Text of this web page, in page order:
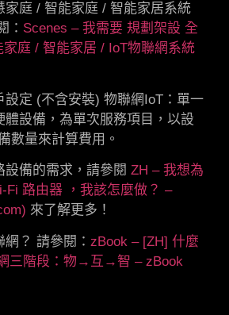
家庭 / 智能家庭 / 智能家居系統
： Scenes – 我需要 規劃架設 全
庭 / 智能家居 / IoT物聯網系統
設定 (不含安裝) 物聯網IoT：單一
體設備，為單次服務項目，以設
數量來計算費用。
備的需求，請參閱 ZH – 我想為
Fi 路由器 ，我該怎麼做？ –
來了解更多！
？ 請參閱： zBook – [ZH] 什麼
三階段：物→互→智 – zBook